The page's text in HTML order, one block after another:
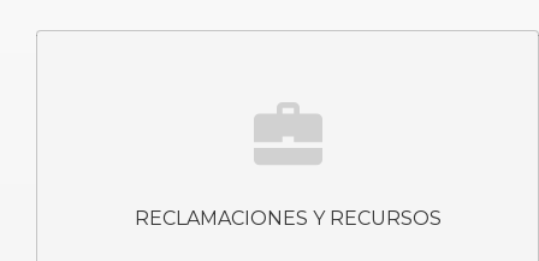
RECLAMACIONES Y RECURSOS